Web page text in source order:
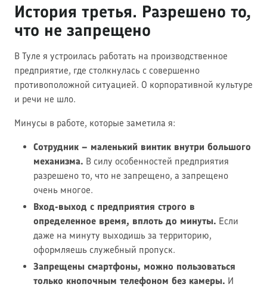
История третья. Разрешено то,
что не запрещено
В Туле я устроилась работать на производственное
предприятие, где столкнулась с совершенно
противоположной ситуацией. О корпоративной культуре
и речи не шло.
Минусы в работе, которые заметила я:
Сотрудник – маленький винтик внутри большого
механизма. В силу особенностей предприятия
разрешено то, что не запрещено, а запрещено
очень многое.
Вход-выход с предприятия строго в
определенное время, вплоть до минуты. Если
даже на минуту выходишь за территорию,
оформляешь служебный пропуск.
Запрещены смартфоны, можно пользоваться
только кнопочным телефоном без камеры. И